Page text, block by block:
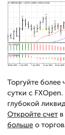
Торгуйте
сутки с
глубокой
Откройте счет
больше о